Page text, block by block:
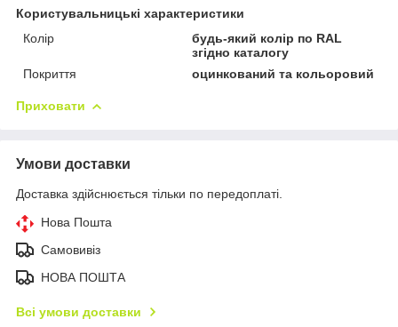
Користувальницькі характеристики
Колір
будь-який колір по RAL
згідно каталогу
Покриття
оцинкований та кольоровий
Приховати
Умови доставки
Доставка здійснюється тільки по передоплаті.
Нова Пошта
Самовивіз
НОВА ПОШТА
Всі умови доставки